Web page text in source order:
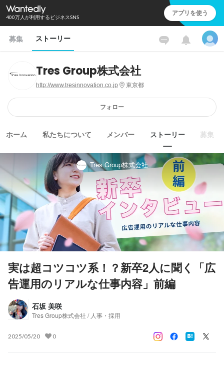
400万人が利用するビジネスSNS アプリを使う
募集 ストーリー
Tres Group株式会社
http://www.tresinnovation.co.jp 東京都
フォロー
ホーム 私たちについて メンバー ストーリー 募集
Tres Group株式会社
実は超コツコツ系！？新卒2人に聞く「広
告運用のリアルな仕事内容」前編
石坂 美咲
Tres Group株式会社 / 人事・採用
2025/05/20 0